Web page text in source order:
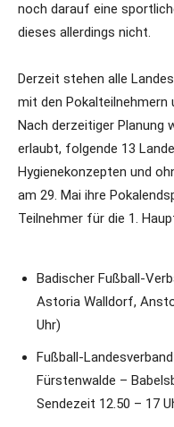
noch darauf eine
dieses allerdings nicht.
Derzeit stehen alle
mit den Pokalteilnehmern
Nach derzeitiger Planung
erlaubt, folgende 13
Hygienekonzepten und
am 29. Mai ihre
Teilnehmer für die 1.
Badischer Fußball-
Astoria Walldorf,
Uhr)
Fußball-
Fürstenwalde –
Sendezeit 12.50 – 17